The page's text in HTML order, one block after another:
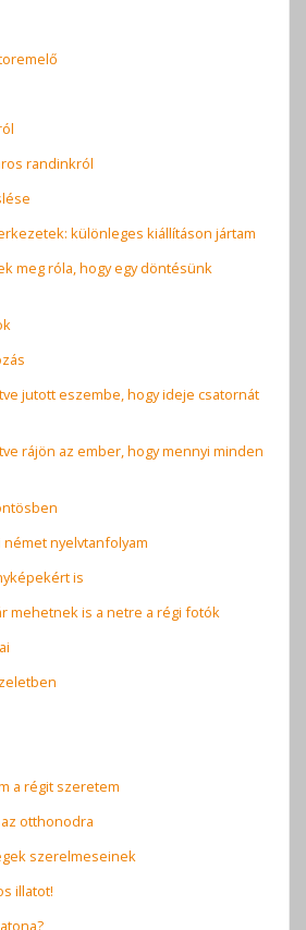
randinkról
különleges kiállításon jártam
meg róla, hogy egy döntésünk
jutott eszembe, hogy ideje csatornát
rájön az ember, hogy mennyi minden
nyelvtanfolyam
is
mehetnek is a netre a régi fotók
a régit szeretem
otthonodra
szerelmeseinek
illatot!